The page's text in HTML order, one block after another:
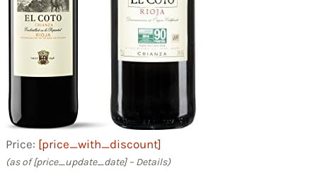
Price: [price_with_discount]
(as of [price_update_date] – Details)